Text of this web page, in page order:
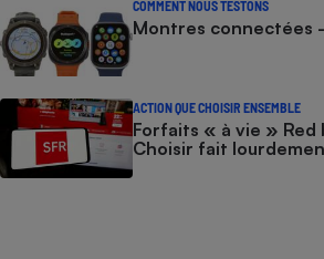
COMMENT NOUS TESTONS
Montres connectées
ACTION QUE CHOISIR ENSEMBLE
Forfaits « à vie » Red
Choisir fait